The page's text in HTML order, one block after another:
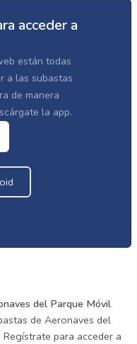
acceder a
están todas
a las subastas
de manera
la app.
del Parque Móvil
de Aeronaves del
para acceder a